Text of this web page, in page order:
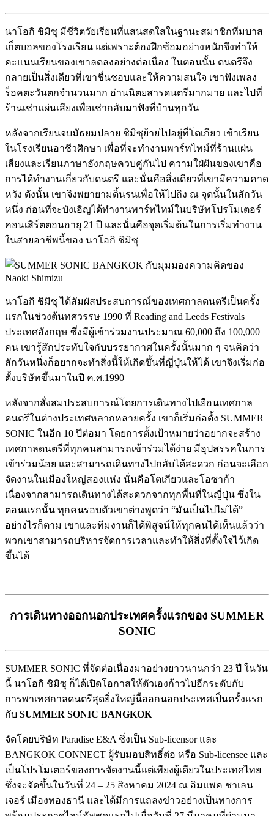
นาโอกิ ชิมิซุ มีชีวิตวัยเรียนที่แสนสดใสในฐานะสมาชิกทีมบาส
เก็ตบอลของโรงเรียน แต่เพราะต้องฝึกซ้อมอย่างหนักจึงทำให้
คะแนนเรียนของเขาลดลงอย่างต่อเนื่อง ในตอนนั้น ดนตรีจึง
กลายเป็นสิ่งเดียวที่เขาชื่นชอบและให้ความสนใจ เขาฟังเพลง
ร็อคตะวันตกจำนวนมาก อ่านนิตยสารดนตรีมากมาย และไปที่
ร้านเช่าแผ่นเสียงเพื่อเช่ากลับมาฟังที่บ้านทุกวัน
หลังจากเรียนจบมัธยมปลาย ชิมิซุย้ายไปอยู่ที่โตเกียว เข้าเรียน
ในโรงเรียนอาชีวศึกษา เพื่อที่จะทำงานพาร์ทไทม์ที่ร้านแผ่น
เสียงและเรียนภาษาอังกฤษควบคู่กันไป ความใฝ่ฝันของเขาคือ
การได้ทำงานเกี่ยวกับดนตรี และนั่นคือสิ่งเดียวที่เขามีความคาด
หวัง ดังนั้น เขาจึงพยายามดิ้นรนเพื่อให้ไปถึง ณ จุดนั้นในสักวัน
หนึ่ง ก่อนที่จะบังเอิญได้ทำงานพาร์ทไทม์ในบริษัทโปรโมเตอร์
คอนเสิร์ตตอนอายุ 21 ปี และนั่นคือจุดเริ่มต้นในการเริ่มทำงาน
ในสายอาชีพนี้ของ นาโอกิ ชิมิซุ
นาโอกิ ชิมิซุ ได้สัมผัสประสบการณ์ของเทศกาลดนตรีเป็นครั้ง
แรกในช่วงต้นทศวรรษ 1990 ที่ Reading and Leeds Festivals
ประเทศอังกฤษ ซึ่งมีผู้เข้าร่วมงานประมาณ 60,000 ถึง 100,000
คน เขารู้สึกประทับใจกับบรรยากาศในครั้งนั้นมาก ๆ จนคิดว่า
สักวันหนึ่งก็อยากจะทำสิ่งนี้ให้เกิดขึ้นที่ญี่ปุ่นให้ได้ เขาจึงเริ่มก่อ
ตั้งบริษัทขึ้นมาในปี ค.ศ.1990
หลังจากสั่งสมประสบการณ์โดยการเดินทางไปเยือนเทศกาล
ดนตรีในต่างประเทศหลากหลายครั้ง เขาก็เริ่มก่อตั้ง SUMMER
SONIC ในอีก 10 ปีต่อมา โดยการตั้งเป้าหมายว่าอยากจะสร้าง
เทศกาลดนตรีที่ทุกคนสามารถเข้าร่วมได้ง่าย มีอุปสรรคในการ
เข้าร่วมน้อย และสามารถเดินทางไปกลับได้สะดวก ก่อนจะเลือก
จัดงานในเมืองใหญ่สองแห่ง นั่นคือโตเกียวและโอซาก้า
เนื่องจากสามารถเดินทางได้สะดวกจากทุกพื้นที่ในญี่ปุ่น ซึ่งใน
ตอนแรกนั้น ทุกคนรอบตัวเขาต่างพูดว่า “มันเป็นไปไม่ได้”
อย่างไรก็ตาม เขาและทีมงานก็ได้พิสูจน์ให้ทุกคนได้เห็นแล้วว่า
พวกเขาสามารถบริหารจัดการเวลาและทำให้สิ่งที่ตั้งใจไว้เกิด
ขึ้นได้
การเดินทางออกนอกประเทศครั้งแรกของ SUMMER
SONIC
SUMMER SONIC ที่จัดต่อเนื่องมาอย่างยาวนานกว่า 23 ปี ในวัน
นี้ นาโอกิ ชิมิซุ ก็ได้เปิดโอกาสให้ตัวเองก้าวไปอีกระดับกับ
การพาเทศกาลดนตรีสุดยิ่งใหญ่นี้ออกนอกประเทศเป็นครั้งแรก
กับ SUMMER SONIC BANGKOK
จัดโดยบริษัท Paradise E&A ซึ่งเป็น Sub-licensor และ
BANGKOK CONNECT ผู้รับมอบสิทธิ์ต่อ หรือ Sub-licensee และ
เป็นโปรโมเตอร์ของการจัดงานนี้แต่เพียงผู้เดียวในประเทศไทย
ซึ่งจะจัดขึ้นในวันที่ 24 – 25 สิงหาคม 2024 ณ อิมแพค ชาเลน
เจอร์ เมืองทองธานี และได้มีการแถลงข่าวอย่างเป็นทางการ